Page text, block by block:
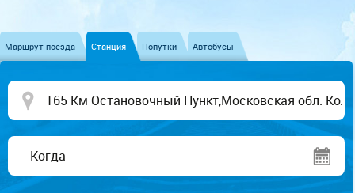
Маршрут поезда Станция Попутки Автобусы